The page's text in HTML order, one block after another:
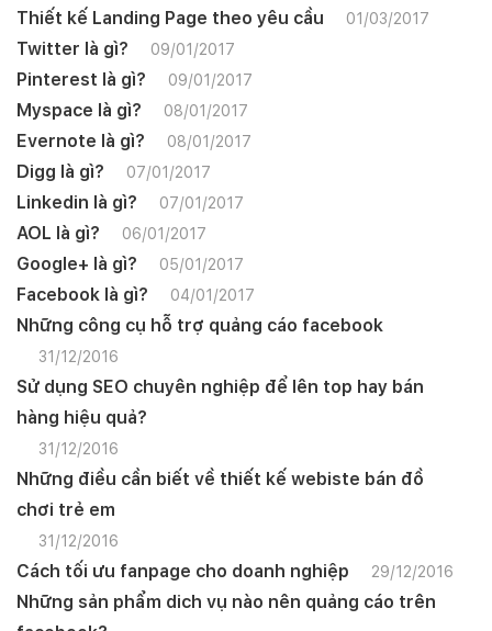
Thiết kế Landing Page theo yêu cầu 01/03/2017
Twitter là gì? 09/01/2017
Pinterest là gì? 09/01/2017
Myspace là gì? 08/01/2017
Evernote là gì? 08/01/2017
Digg là gì? 07/01/2017
Linkedin là gì? 07/01/2017
AOL là gì? 06/01/2017
Google+ là gì? 05/01/2017
Facebook là gì? 04/01/2017
Những công cụ hỗ trợ quảng cáo facebook
31/12/2016
Sử dụng SEO chuyên nghiệp để lên top hay bán
hàng hiệu quả?
31/12/2016
Những điều cần biết về thiết kế webiste bán đồ
chơi trẻ em
31/12/2016
Cách tối ưu fanpage cho doanh nghiệp 29/12/2016
Những sản phẩm dich vụ nào nên quảng cáo trên